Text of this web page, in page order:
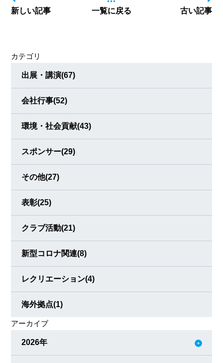
美味しく楽しく環境のことを考えられるきっかけになれば
うれしく思います。
新しい記事 一覧に戻る 古い記事
カテゴリ
出展・講演(67)
会社行事(52)
環境・社会貢献(43)
スポンサー(29)
その他(27)
表彰(25)
クラブ活動(21)
新型コロナ関連(8)
レクリエーション(4)
海外拠点(1)
アーカイブ
2026年